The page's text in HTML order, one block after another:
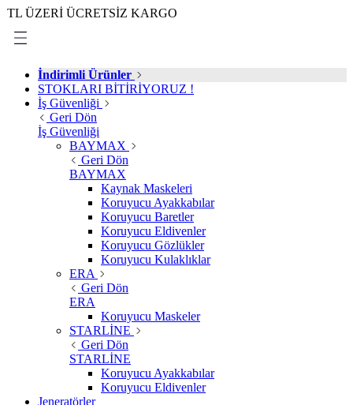
ÜCRETSİZ KARGO
İndirimli Ürünler
STOKLARI BİTİRİYORUZ !
İş Güvenliği
Geri Dön
İş Güvenliği
BAYMAX
Geri Dön
BAYMAX
Kaynak Maskeleri
Koruyucu Ayakkabılar
Koruyucu Baretler
Koruyucu Eldivenler
Koruyucu Gözlükler
Koruyucu Kulaklıklar
ERA
Geri Dön
ERA
Koruyucu Maskeler
STARLİNE
Geri Dön
STARLİNE
Koruyucu Ayakkabılar
Koruyucu Eldivenler
Jeneratörler